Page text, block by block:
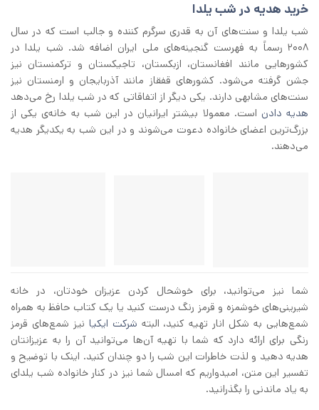
خرید هدیه در شب یلدا
شب یلدا و سنت‌های آن به قدری سرگرم کننده و جالب است که در سال
۲۰۰۸ رسماً به فهرست گنجینه‌های ملی ایران اضافه شد. شب یلدا در
کشورهایی مانند افغانستان، ازبکستان، تاجیکستان و ترکمنستان نیز
جشن گرفته می‌شود. کشورهای قفقاز مانند آذربایجان و ارمنستان نیز
سنت‌های مشابهی دارند. یکی دیگر از اتفاقاتی که در شب یلدا رخ می‌دهد
هدیه دادن است. معمولا بیشتر ایرانیان در این شب به خانه‌ی یکی از
بزرگ‌ترین اعضای خانواده دعوت می‌شوند و در این شب به یکدیگر هدیه
می‌دهند.
شما نیز می‌توانید، برای خوشحال کردن عزیزان خودتان، در خانه
شیرینی‌های خوشمزه و قرمز رنگ درست کنید یا یک کتاب حافظ به همراه
شمع‌هایی به شکل انار تهیه کنید، البته شرکت ایکیا نیز شمع‌های قرمز
رنگی برای ارائه دارد که شما با تهیه آن‌ها می‌توانید آن را به عزیزانتان
هدیه دهید و لذت خاطرات این شب را دو چندان کنید. اینک با توضیح و
تفسیر این متن، امیدواریم که امسال شما نیز در کنار خانواده شب یلدای
به یاد ماندنی را بگذرانید.